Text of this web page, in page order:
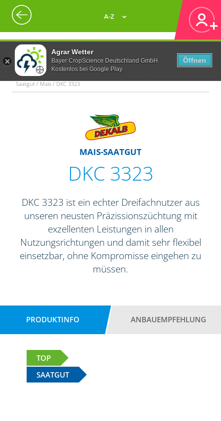
Agrar Wetter
Bayer CropScience Deutschland GmbH
Kostenlos bei Google Play
Öffnen
A-Z
Saatgut / Mais / DKC 3323
MAIS-SAATGUT
DKC 3323
DKC 3323 ist ein echter Dreifachnutzer aus
unseren neusten Präzissionszüchtung mit
exzellenten Leistungen in allen
Nutzungsrichtungen und damit sehr flexibel
einsetzbar, ohne Kompromisse eingehen zu
müssen.
PRODUKTINFO ANBAUEMPFEHLUNG
TOP
SAATGUT